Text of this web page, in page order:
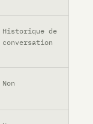
Historique de
conversation
Non